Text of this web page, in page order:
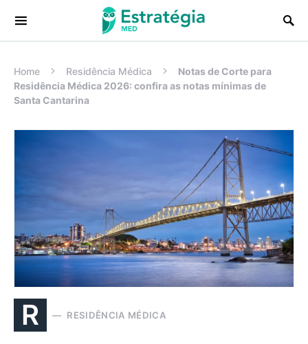
Procurar:
Home Residência Médica
Notas de Corte para
Residência Médica 2026: confira as notas mínimas de
Santa Cantarina
R RESIDÊNCIA MÉDICA